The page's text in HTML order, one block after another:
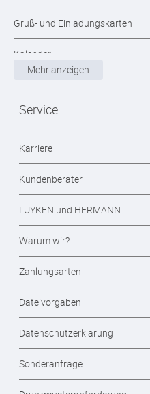
Gruß- und Einladungskarten
Kalender
Mappen drucken
Notizblöcke
Durchschreibesätze
Formulare - Formularsätze
Endlosformulare
Briefpapier
Briefumschläge
Visitenkarten drucken
Eintrittskarten
Mehr anzeigen
Service
Karriere
Kundenberater
LUYKEN und HERMANN
Warum wir?
Zahlungsarten
Dateivorgaben
Datenschutzerklärung
Sonderanfrage